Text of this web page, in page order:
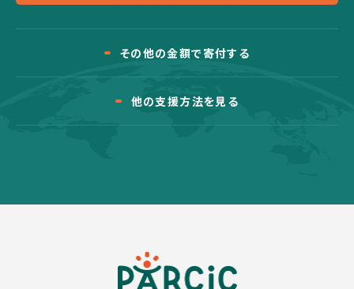
その他の金額で寄付する
他の支援方法を見る